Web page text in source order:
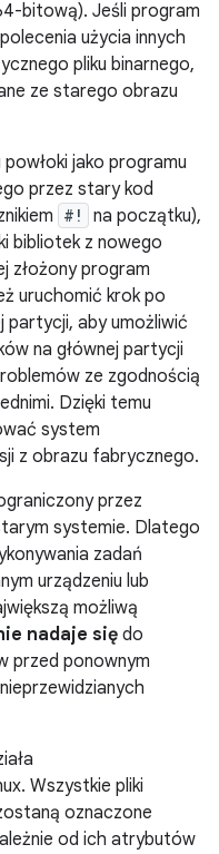
bitową). Jeśli program
użycia innych
pliku binarnego,
ze starego obrazu
jako programu
przez stary kod
#!
na początku),
bibliotek z nowego
złożony program
uruchomić krok po
partycji, aby umożliwić
na głównej partycji
ze zgodnością
Dzięki temu
system
z obrazu fabrycznego.
przez
systemie. Dlatego
zadań
urządzeniu lub
możliwą
nadaje się do
przed ponownym
Wszystkie pliki
oznaczone
od ich atrybutów